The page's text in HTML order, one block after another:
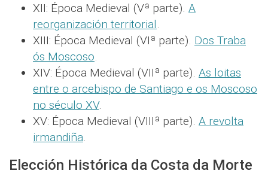
XII: Época Medieval (Vª parte). A
reorganización territorial.
XIII: Época Medieval (VIª parte). Dos Traba
ós Moscoso.
XIV: Época Medieval (VIIª parte). As loitas
entre o arcebispo de Santiago e os Moscoso
no século XV.
XV: Época Medieval (VIIIª parte). A revolta
irmandiña.
Elección Histórica da Costa da Morte